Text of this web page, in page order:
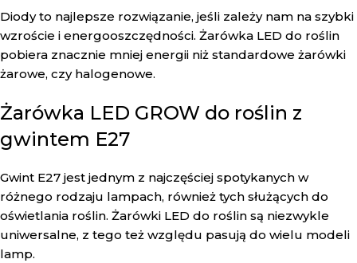
Diody to najlepsze rozwiązanie, jeśli zależy nam na szybki
wzroście i energooszczędności. Żarówka LED do roślin
pobiera znacznie mniej energii niż standardowe żarówki
żarowe, czy halogenowe.
Żarówka LED GROW do roślin z
gwintem E27
Gwint E27 jest jednym z najczęściej spotykanych w
różnego rodzaju lampach, również tych służących do
oświetlania roślin. Żarówki LED do roślin są niezwykle
uniwersalne, z tego też względu pasują do wielu modeli
lamp.